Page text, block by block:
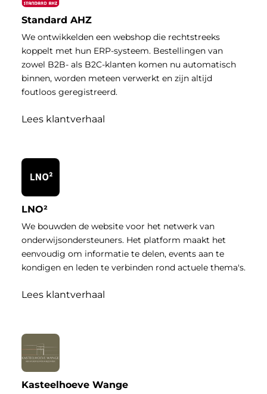
Standard AHZ
We ontwikkelden een webshop die rechtstreeks
koppelt met hun ERP-systeem. Bestellingen van
zowel B2B- als B2C-klanten komen nu automatisch
binnen, worden meteen verwerkt en zijn altijd
foutloos geregistreerd.
Lees klantverhaal
LNO²
We bouwden de website voor het netwerk van
onderwijsondersteuners. Het platform maakt het
eenvoudig om informatie te delen, events aan te
kondigen en leden te verbinden rond actuele thema's.
Lees klantverhaal
Kasteelhoeve Wange